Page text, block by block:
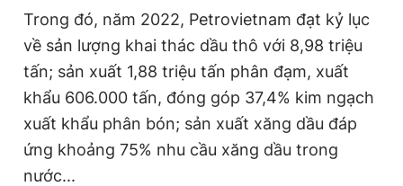
Trong đó, năm 2022, Petrovietnam đạt kỷ lục
về sản lượng khai thác dầu thô với 8,98 triệu
tấn; sản xuất 1,88 triệu tấn phân đạm, xuất
khẩu 606.000 tấn, đóng góp 37,4% kim ngạch
xuất khẩu phân bón; sản xuất xăng dầu đáp
ứng khoảng 75% nhu cầu xăng dầu trong
nước...